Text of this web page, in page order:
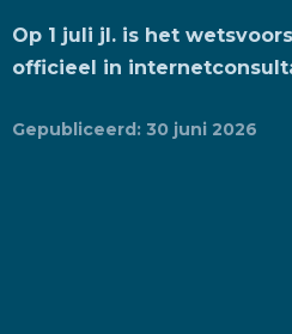
Op 1 juli jl. is het
officieel in
Gepubliceerd: 30 juni 2026